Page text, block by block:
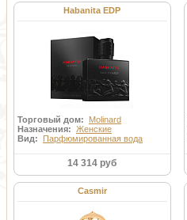
Habanita EDP
Торговый дом: Molinard
Назначения: Женские
Вид:
Парфюмированная вода
14 314 руб
Casmir